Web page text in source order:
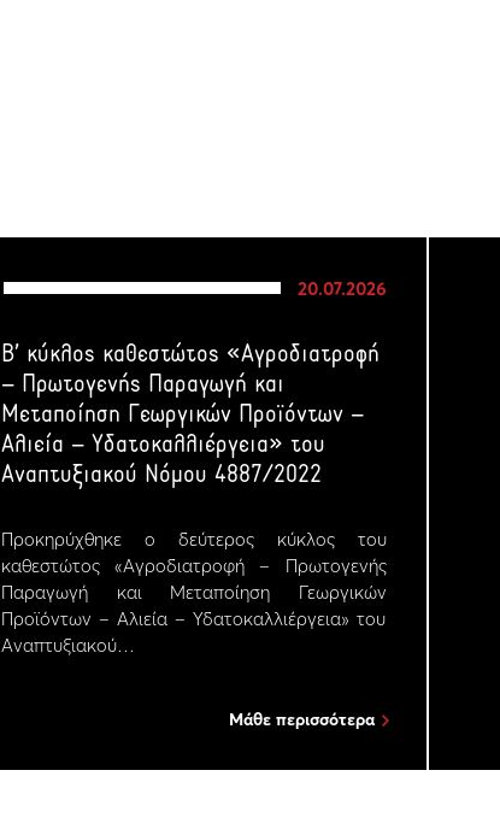
20.07.2026
Β’ κύκλος καθεστώτος «Αγροδιατροφή
– Πρωτογενής Παραγωγή και
Μεταποίηση Γεωργικών Προϊόντων –
Αλιεία – Υδατοκαλλιέργεια» του
Αναπτυξιακού Νόμου 4887/2022
Προκηρύχθηκε ο δεύτερος κύκλος του
καθεστώτος «Αγροδιατροφή – Πρωτογενής
Παραγωγή και Μεταποίηση Γεωργικών
Προϊόντων – Αλιεία – Υδατοκαλλιέργεια» του
Αναπτυξιακού…
Μάθε περισσότερα